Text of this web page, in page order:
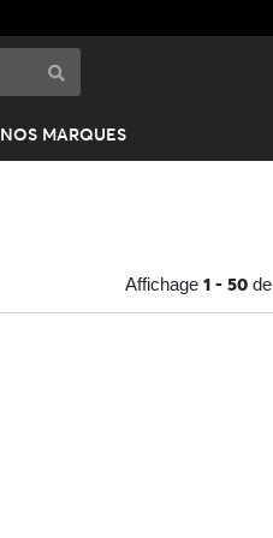
NOS MARQUES
Affichage 1 - 50 de